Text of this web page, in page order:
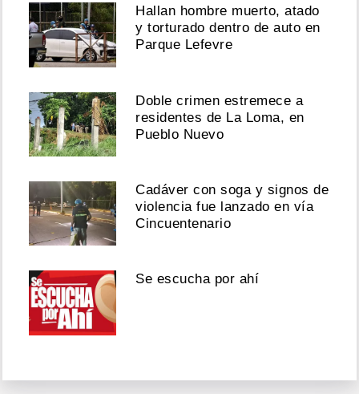
Hallan hombre muerto, atado
y torturado dentro de auto en
Parque Lefevre
Doble crimen estremece a
residentes de La Loma, en
Pueblo Nuevo
Cadáver con soga y signos de
violencia fue lanzado en vía
Cincuentenario
Se escucha por ahí